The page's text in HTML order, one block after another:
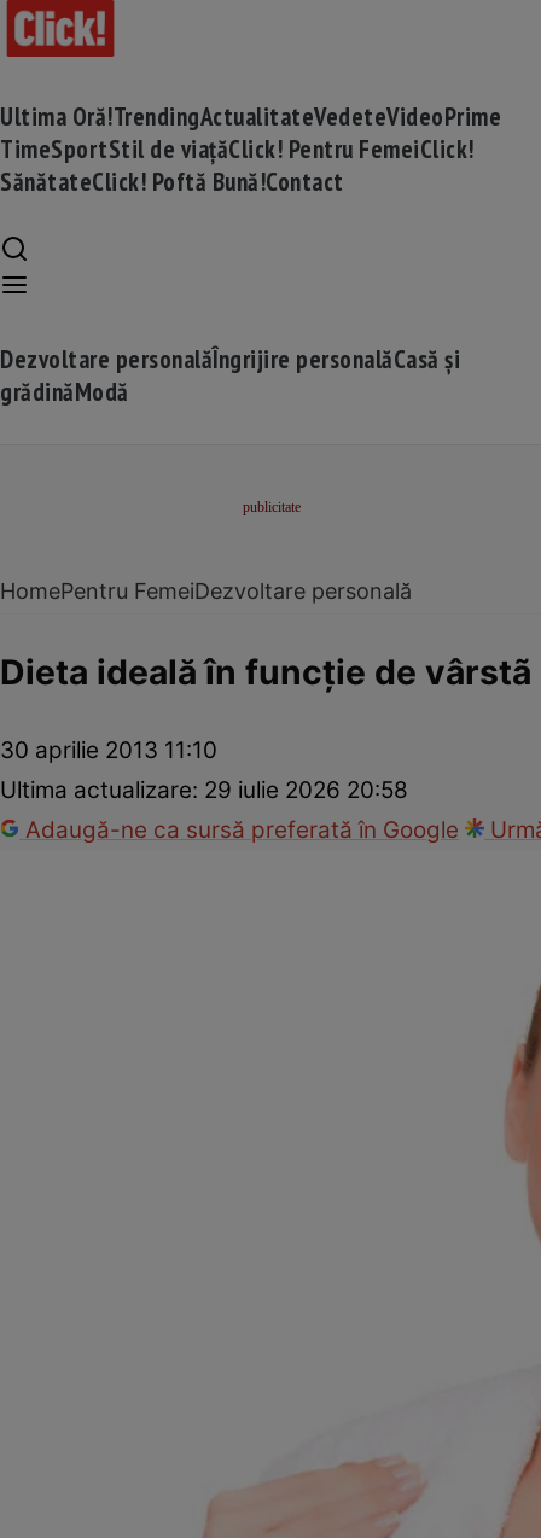
Ultima Oră!TrendingActualitateVedeteVideoPrime
TimeSportStil de viațăClick! Pentru FemeiClick!
SănătateClick! Poftă Bună!Contact
Dezvoltare personalăÎngrijire personalăCasă și
grădinăModă
HomePentru FemeiDezvoltare personală
Dieta ideală în funcţie de vârstã
30 aprilie 2013 11:10
Ultima actualizare: 29 iulie 2026 20:58
Adaugă-ne ca sursă preferată în Google